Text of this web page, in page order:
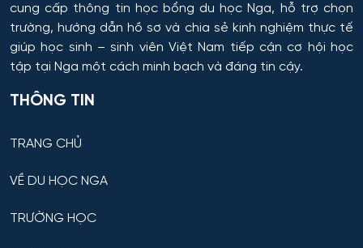
Hệ thống điều khiển chuyển động và dẫn đường
Hệ thống điều khiển máy bay
Hệ thống điều khiển robot và UAV
Hệ thống điều khiển và vận hành đường sắt
Hồ chứa và Kỹ thuật sản xuất
Hỗ trợ dẫn đường – hệ thống quỹ đạo cho thiết bị vũ
cung cấp thông tin học bổng du học Nga, hỗ trợ chọn
trường, hướng dẫn hồ sơ và chia sẻ kinh nghiệm thực tế
giúp học sinh – sinh viên Việt Nam tiếp cận cơ hội học
tập tại Nga một cách minh bạch và đáng tin cậy.
THÔNG TIN
TRANG CHỦ
VỀ DU HỌC NGA
TRƯỜNG HỌC